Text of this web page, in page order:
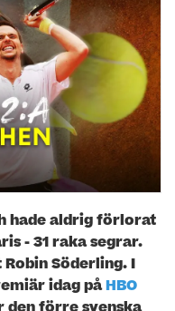
hade aldrig förlorat
- 31 raka segrar.
Robin Söderling. I
idag på HBO